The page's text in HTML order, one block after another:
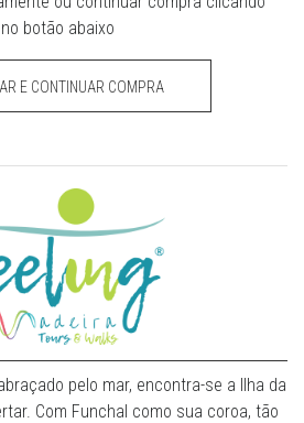
no botão abaixo
E CONTINUAR COMPRA
pelo mar, encontra-se a Ilha da
Com Funchal como sua coroa, tão